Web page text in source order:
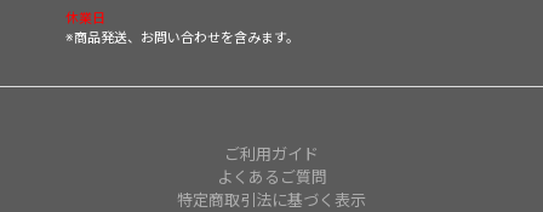
休業日
※商品発送、お問い合わせを含みます。
ご利用ガイド
よくあるご質問
特定商取引法に基づく表示